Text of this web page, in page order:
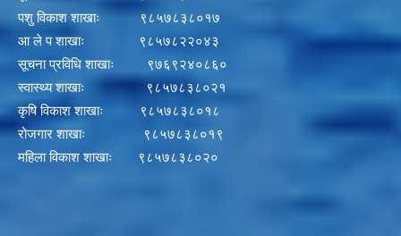
पशु विकाश शाखाः ९८५७८३८०१७
आ ले प शाखाः ९८५७८२२०४३
सूचना प्रविधि शाखाः ९७६९२४०८६०
स्वास्थ्य शाखाः ९८५७८३८०२१
कृषि विकाश शाखाः ९८५७८३८०१८
रोजगार शाखाः ९८५७८३८०१९
महिला विकाश शाखाः ९८५७८३८०२०